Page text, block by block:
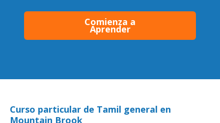
Comienza a
Aprender
Curso particular de Tamil general en
Mountain Brook